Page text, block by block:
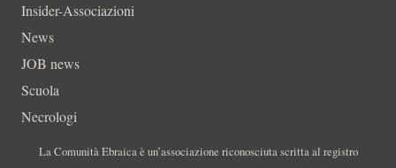
Insider-Associazioni
News
JOB news
Scuola
Necrologi
La Comunità Ebraica è un’associazione riconosciuta scritta al registro